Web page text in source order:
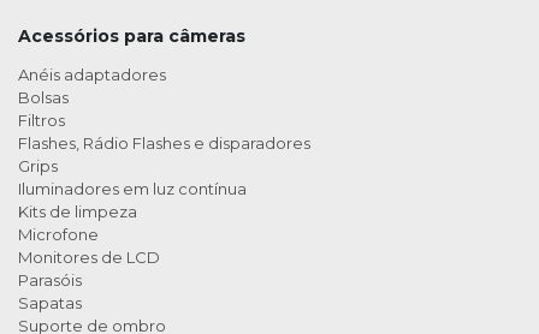
Acessórios para câmeras
Anéis adaptadores
Bolsas
Filtros
Flashes, Rádio Flashes e disparadores
Grips
Iluminadores em luz contínua
Kits de limpeza
Microfone
Monitores de LCD
Parasóis
Sapatas
Suporte de ombro